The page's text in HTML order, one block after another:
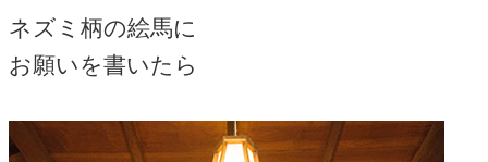
ネズミ柄の絵馬に
お願いを書いたら